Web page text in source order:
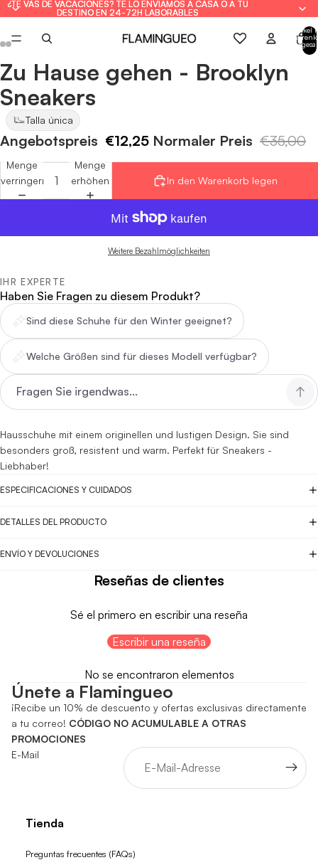
¿TE VAS DE VACACIONES? TE LO ENVIAMOS A CASA O A TU
DESTINO EN 24-72H LABORABLES
¿TE VAS DE VACACIONES? TE LO ENVIAMOS A CASA O A TU
DESTINO EN 24-72H LABORABLES
Artikel
Bild
im
Vollbildmodus
öffnen
Bild
im
Vollbildmodus
öffnen
Bild
im
Vollbildmodus
öffnen
Bild
im
Vollbildmodus
öffnen
Bild
im
Vollbildmodus
öffnen
Bild
im
Vollbildmodus
öffnen
Zu Hause gehen - Brooklyn
Sneakers
Talla única
Angebotspreis €12,25 Normaler Preis €35,00
Menge
verringern
Menge
erhöhen
In den Warenkorb legen
Weitere Bezahlmöglichkeiten
IHR EXPERTE
Haben Sie Fragen zu diesem Produkt?
Sind diese Schuhe für den Winter geeignet?
Welche Größen sind für dieses Modell verfügbar?
Hausschuhe mit einem originellen und lustigen Design. Sie sind
besonders groß, resistent und warm. Perfekt für Sneakers -
Liebhaber!
ESPECIFICACIONES Y CUIDADOS
DETALLES DEL PRODUCTO
ENVÍO Y DEVOLUCIONES
Reseñas de clientes
Sé el primero en escribir una reseña
Escribir una reseña
No se encontraron elementos
Únete a Flamingueo
¡Recibe un 10% de descuento y ofertas exclusivas directamente
a tu correo! CÓDIGO NO ACUMULABLE A OTRAS
PROMOCIONES
E-Mail
Tienda
Preguntas frecuentes (FAQs)